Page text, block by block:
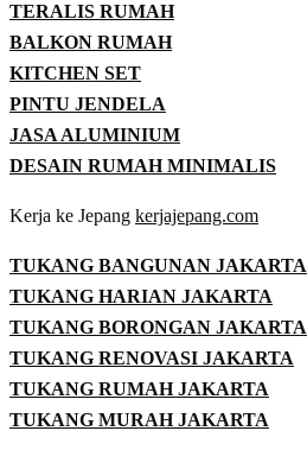
TERALIS RUMAH
BALKON RUMAH
KITCHEN SET
PINTU JENDELA
JASA ALUMINIUM
DESAIN RUMAH MINIMALIS
Kerja ke Jepang kerjajepang.com
TUKANG BANGUNAN JAKARTA
TUKANG HARIAN JAKARTA
TUKANG BORONGAN JAKARTA
TUKANG RENOVASI JAKARTA
TUKANG RUMAH JAKARTA
TUKANG MURAH JAKARTA